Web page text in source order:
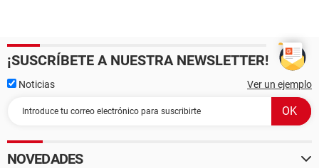
¡SUSCRÍBETE A NUESTRA NEWSLETTER!
Noticias Ver un ejemplo
NOVEDADES